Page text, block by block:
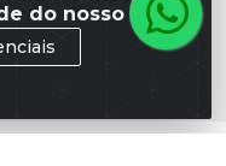
do nosso site.